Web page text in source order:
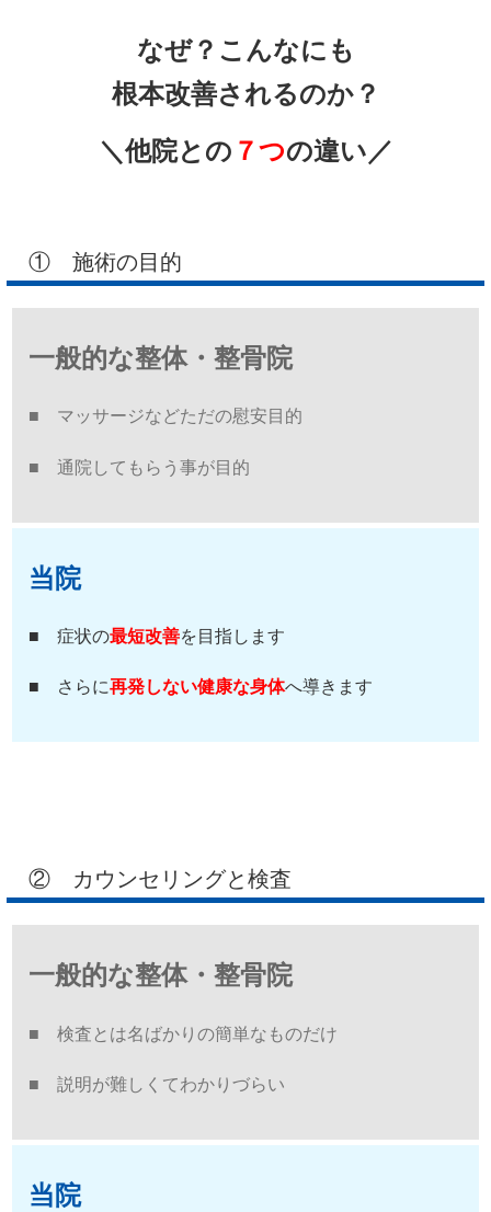
なぜ？こんなにも
根本改善されるのか？
＼他院との ７つの違い／
① 施術の目的
一般的な整体・整骨院
■ マッサージなどただの慰安目的
■ 通院してもらう事が目的
当院
■ 症状の最短改善を目指します
■ さらに再発しない健康な身体へ導きます
② カウンセリングと検査
一般的な整体・整骨院
■ 検査とは名ばかりの簡単なものだけ
■ 説明が難しくてわかりづらい
当院